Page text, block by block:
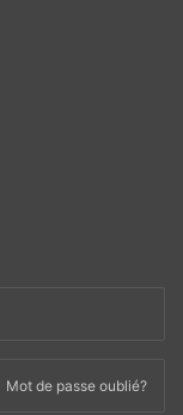
Mot de passe oublié?